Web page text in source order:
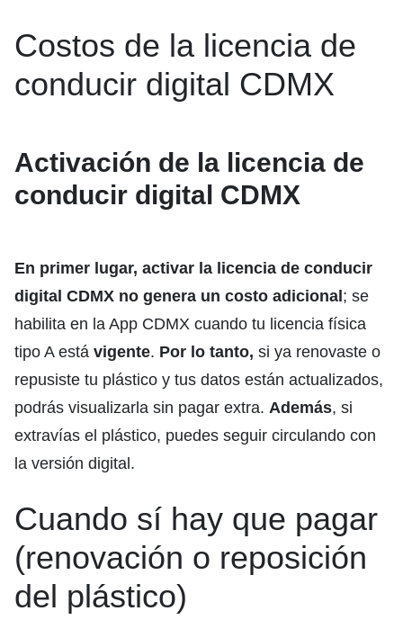
Costos de la licencia de
conducir digital CDMX
Activación de la licencia de
conducir digital CDMX
En primer lugar, activar la licencia de conducir
digital CDMX no genera un costo adicional; se
habilita en la App CDMX cuando tu licencia física
tipo A está vigente. Por lo tanto, si ya renovaste o
repusiste tu plástico y tus datos están actualizados,
podrás visualizarla sin pagar extra. Además, si
extravías el plástico, puedes seguir circulando con
la versión digital.
Cuando sí hay que pagar
(renovación o reposición
del plástico)